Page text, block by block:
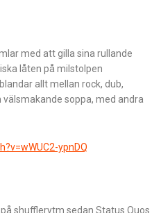
med att gilla sina rullande
låten på milstolpen
allt mellan rock, dub,
välsmakande soppa, med andra
ypnDQ
shufflerytm sedan Status Quos